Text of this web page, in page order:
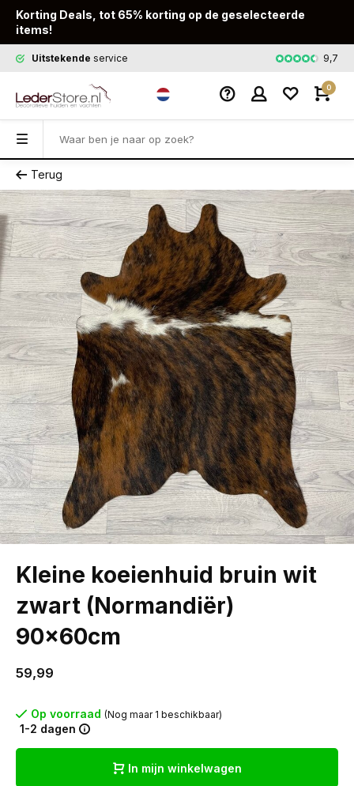
Korting Deals, tot 65% korting op de geselecteerde
items!
Uitstekende service Snelle9,7
0
Terug
Kleine koeienhuid bruin wit
zwart (Normandiër)
90x60cm
59,99
Op voorraad (Nog maar 1 beschikbaar)
1-2 dagen
In mijn winkelwagen